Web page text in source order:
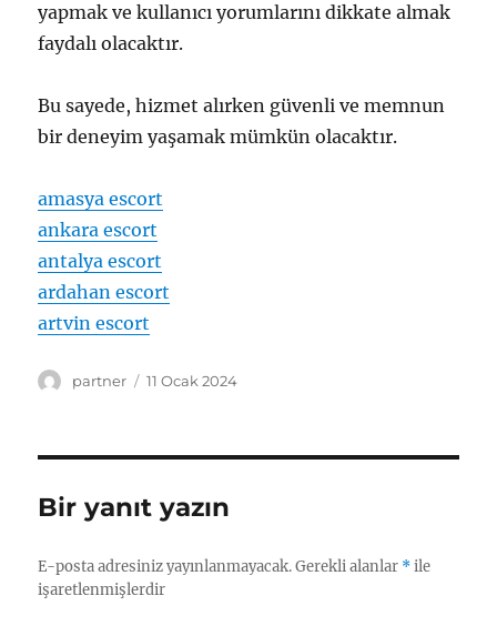
yapmak ve kullanıcı yorumlarını dikkate almak
faydalı olacaktır.
Bu sayede, hizmet alırken güvenli ve memnun
bir deneyim yaşamak mümkün olacaktır.
amasya escort
ankara escort
antalya escort
ardahan escort
artvin escort
Yazar
partner
Yayın
11 Ocak 2024
Bir yanıt yazın
E-posta adresiniz yayınlanmayacak. Gerekli alanlar *ile
işaretlenmişlerdir